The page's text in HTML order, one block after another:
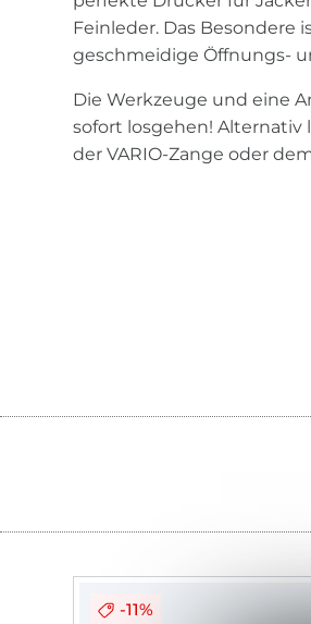
Feinleder. Das Besondere
geschmeidige Öffnungs-
Die Werkzeuge und eine
sofort losgehen! Alternativ
der VARIO-Zange oder
-11%